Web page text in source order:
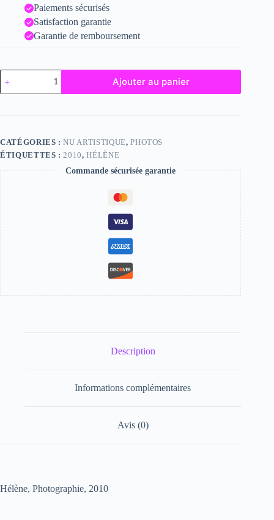
Paiements sécurisés
Satisfaction garantie
Garantie de remboursement
quantité
de
Hélène
Ajouter au panier
CATÉGORIES :NU ARTISTIQUE,PHOTOS
ÉTIQUETTES : 2010,HÉLÈNE
Commande sécurisée garantie
Description
Informations complémentaires
Avis (0)
Hélène, Photographie, 2010